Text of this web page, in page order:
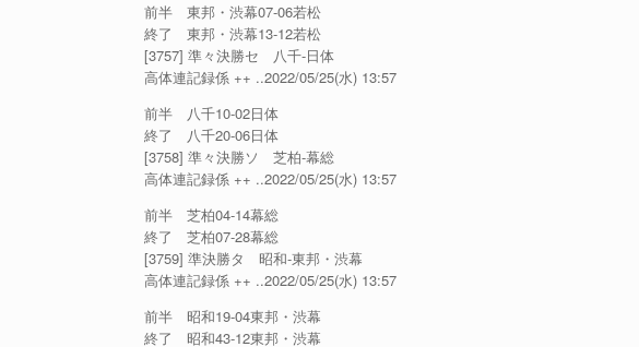
前半 東邦・渋幕07-06若松
終了 東邦・渋幕13-12若松
[3757] 準々決勝セ 八千-日体
高体連記録係 ++ ..2022/05/25(水) 13:57
前半 八千10-02日体
終了 八千20-06日体
[3758] 準々決勝ソ 芝柏-幕総
高体連記録係 ++ ..2022/05/25(水) 13:57
前半 芝柏04-14幕総
終了 芝柏07-28幕総
[3759] 準決勝タ 昭和-東邦・渋幕
高体連記録係 ++ ..2022/05/25(水) 13:57
前半 昭和19-04東邦・渋幕
終了 昭和43-12東邦・渋幕